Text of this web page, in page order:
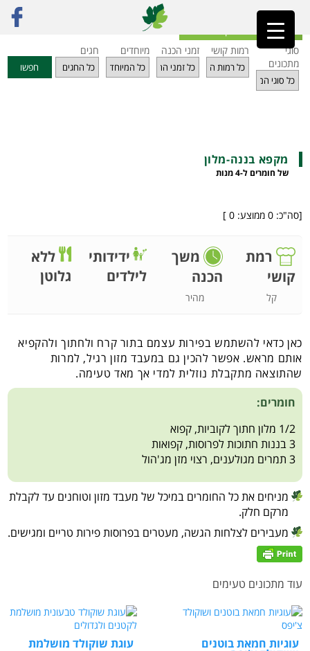
ראשי»מתכונים מקפא בננה-מלון
חזרה לאינדקס מתכונים
סוגי
מתכונים
רמות קושי זמני הכנה מיוחדים חגים
חפשו
מקפא בננה-מלון
של חומרים ל-4 מנות
[סה"כ: 0 ממוצע: 0
]
רמת
קושי
קל
משך
הכנה
מהיר
ידידותי
לילדים
ללא
גלוטן
כאן כדאי להשתמש בפירות עצמם בתור קרח ולחתוך ולהקפיא
אותם מראש. אפשר להכין גם במעבד מזון רגיל, למרות
שהתוצאה מתקבלת נוזלית למדי אך מאד טעימה.
חומרים:
1/2 מלון חתוך לקוביות, קפוא
3 בננות חתוכות לפרוסות, קפואות
3 תמרים מגולענים, רצוי מזן מג'הול
מניחים את כל החומרים במיכל של מעבד מזון וטוחנים עד לקבלת
מרקם חלק.
מעבירים לצלחות הגשה, מעטרים בפרוסות פירות טריים ומגישים.
עוד מתכונים טעימים
עוגיות חמאת בוטנים עוגת שוקולד מושלמת